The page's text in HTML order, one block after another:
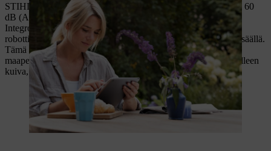
STIHL iMOW® -ruohonleikkurien äänenvoimakkuus on vain 60
dB (A), jotta voisit nauttia puutarhastasi häiriöttä.
Integroidun sadetunnistimen ansiosta STIHL iMOW® -
robottiruohonleikkurit voivat keskeyttää leikkaamisen märällä säällä.
Tämä toiminto suojaa nurmikkoa, sillä ruohonleikkuu märällä
maaperällä voi vahingoittaa ruohon juuria. Kun maaperä on jälleen
kuiva, STIHL iMOW® jatkaa leikkaamista automaattisesti.